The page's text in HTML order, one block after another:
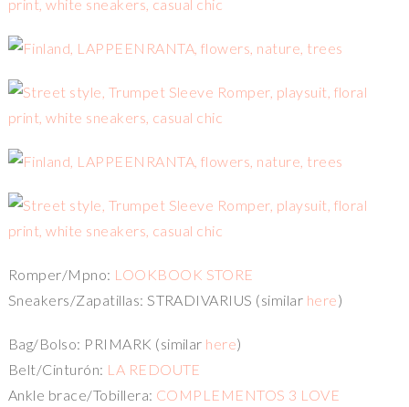
Romper/Mpno: LOOKBOOK STORE
Sneakers/Zapatillas: STRADIVARIUS (similar here)
Bag/Bolso: PRIMARK (similar here)
Belt/Cinturón: LA REDOUTE
Ankle brace/Tobillera: COMPLEMENTOS 3 LOVE